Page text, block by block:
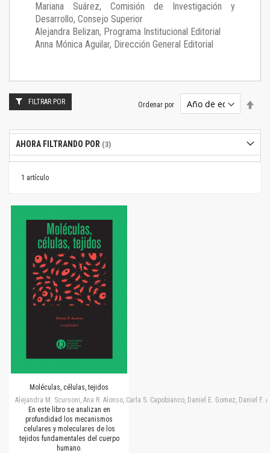
Mariana Suárez, Comisión de Investigación y
Desarrollo, Consejo Superior
Alejandra Belizan, Programa Institucional Editorial
Anna Mónica Aguilar, Dirección General Editorial
1 artículo
Ordenar por
Moléculas, células, tejidos
Alejandra M. Scursoni, Ana R. Alonso, Carla S. Capobianco, Daniel E. Gomez, Daniel
En este libro se analizan en
profundidad los mecanismos
celulares y moleculares de los
tejidos fundamentales del cuerpo
humano.
FILTRAR POR
AHORA FILTRANDO POR